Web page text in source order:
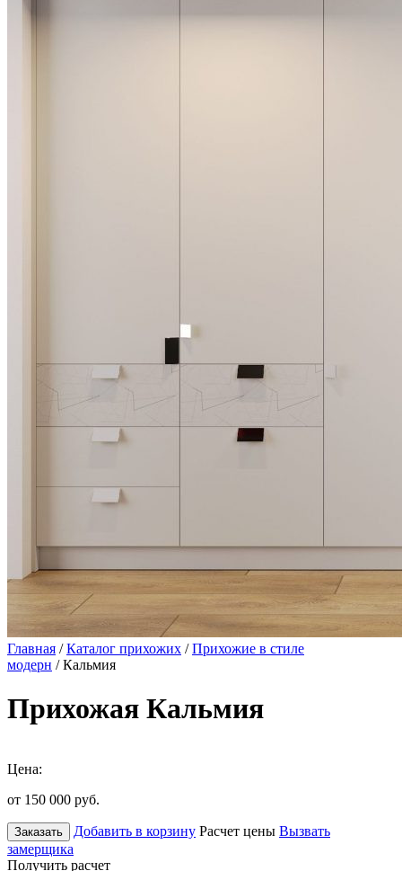
Главная /Каталог прихожих /Прихожие в стиле
модерн / Кальмия
Прихожая Кальмия
Цена:
от 150 000 руб.
Заказать Добавить в корзину Расчет цены Вызвать
замерщика
Получить расчет